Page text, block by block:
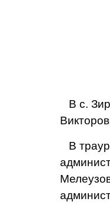
В с.
В